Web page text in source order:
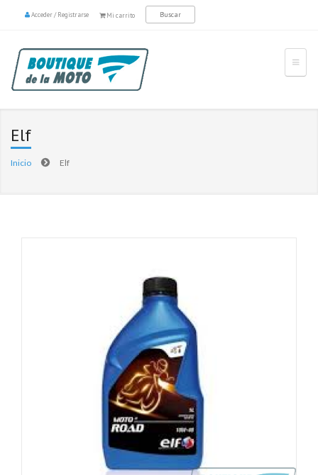
Mi carrito
Acceder/Registrarse
Elf
Inicio Elf